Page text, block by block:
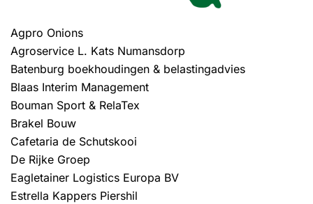
Agpro Onions
Agroservice L. Kats Numansdorp
Batenburg boekhoudingen & belastingadvies
Blaas Interim Management
Bouman Sport & RelaTex
Brakel Bouw
Cafetaria de Schutskooi
De Rijke Groep
Eagletainer Logistics Europa BV
Estrella Kappers Piershil